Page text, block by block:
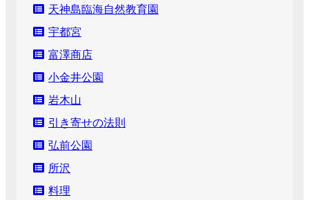
天神島臨海自然教育園
宇都宮
富澤商店
小金井公園
岩木山
引き寄せの法則
弘前公園
所沢
料理